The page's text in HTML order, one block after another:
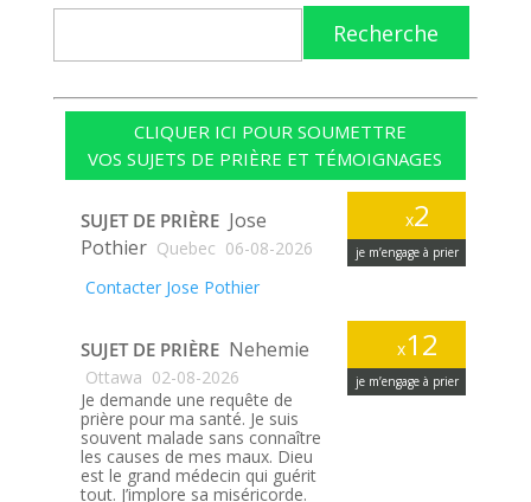
Recherche
CLIQUER ICI POUR SOUMETTRE
VOS SUJETS DE PRIÈRE ET TÉMOIGNAGES
x2
je m’engage à prier
SUJET DE PRIÈRE Jose
Pothier Quebec 06-08-2026
Contacter Jose Pothier
x12
je m’engage à prier
SUJET DE PRIÈRE Nehemie
Ottawa 02-08-2026
Je demande une requête de
prière pour ma santé. Je suis
souvent malade sans connaître
les causes de mes maux. Dieu
est le grand médecin qui guérit
tout. J’implore sa miséricorde.